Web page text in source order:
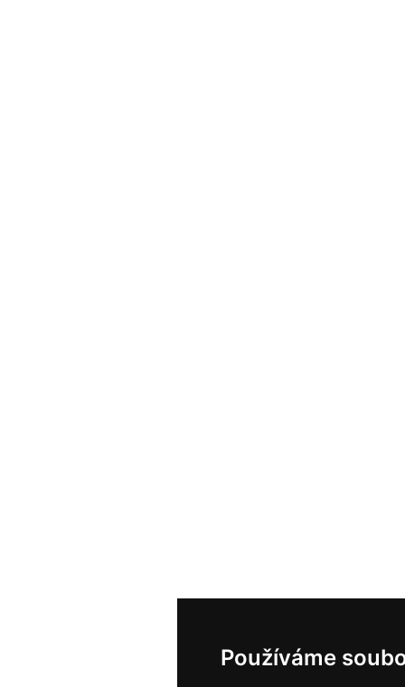
Používáme